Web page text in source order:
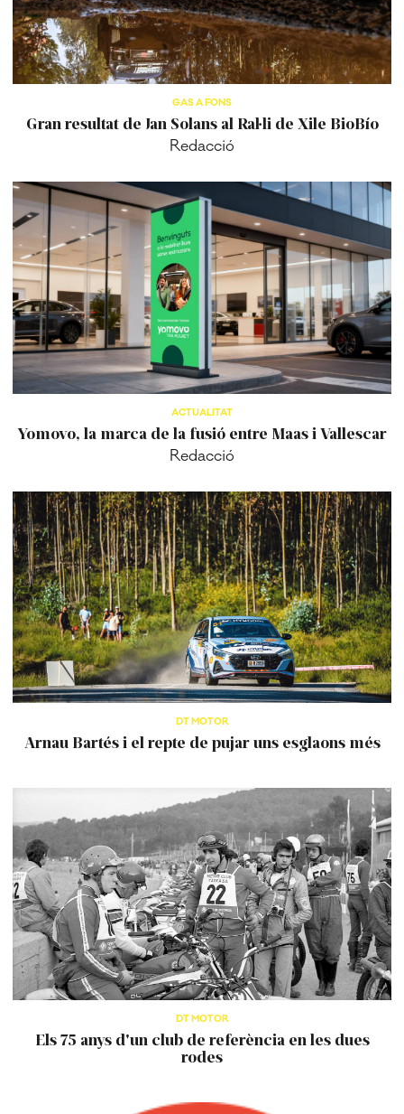
GAS A FONS
Gran resultat de Jan Solans al Ral·li de Xile BioBío
Redacció
ACTUALITAT
Yomovo, la marca de la fusió entre Maas i Vallescar
Redacció
DT MOTOR
Arnau Bartés i el repte de pujar uns esglaons més
DT MOTOR
Els 75 anys d'un club de referència en les dues
rodes